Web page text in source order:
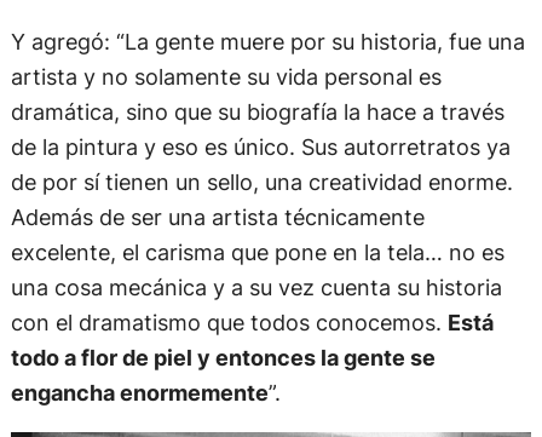
Y agregó: “La gente muere por su historia, fue una
artista y no solamente su vida personal es
dramática, sino que su biografía la hace a través
de la pintura y eso es único. Sus autorretratos ya
de por sí tienen un sello, una creatividad enorme.
Además de ser una artista técnicamente
excelente, el carisma que pone en la tela… no es
una cosa mecánica y a su vez cuenta su historia
con el dramatismo que todos conocemos. Está
todo a flor de piel y entonces la gente se
engancha enormemente”.